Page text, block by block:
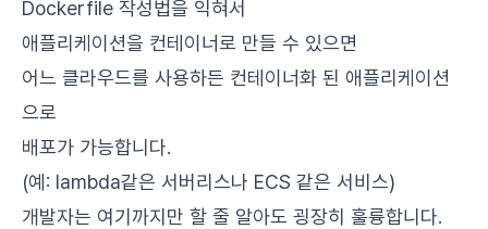
Dockerfile 작성법을 익혀서
애플리케이션을 컨테이너로 만들 수 있으면
어느 클라우드를 사용하든 컨테이너화 된 애플리케이션
으로
배포가 가능합니다.
(예: lambda같은 서버리스나 ECS 같은 서비스)
개발자는 여기까지만 할 줄 알아도 굉장히 훌륭합니다.